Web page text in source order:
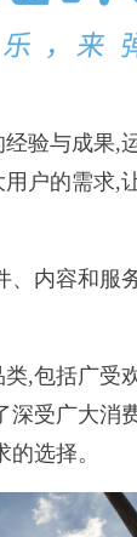
验与成果,
户的需求,
内容和服
,包括广受
受广大消
选择。